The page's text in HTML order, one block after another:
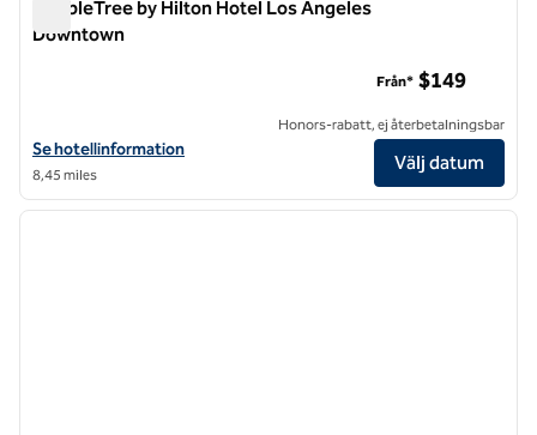
DoubleTree by Hilton Hotel Los Angeles
Downtown
Visa hotelluppgifter för DoubleTree by Hilton Hotel Los Angeles
Se hotellinformation
8,45 miles
Från* $149
Honors-rabatt, ej återbetalningsbar
Välj datum
1/12
1 av 12
nästa